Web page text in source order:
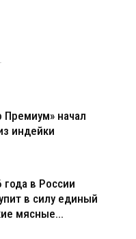
Премиум» начал
индейки
в России
в силу единый
мясные...